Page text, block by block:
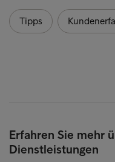
Tipps
Erfahren Sie mehr
Dienstleistungen